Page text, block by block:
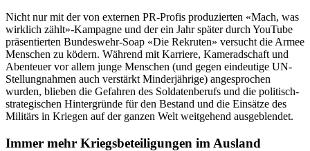
Nicht nur mit der von externen PR-Profis produzierten «Mach, was
wirklich zählt»-Kampagne und der ein Jahr später durch YouTube
präsentierten Bundeswehr-Soap «Die Rekruten» versucht die Armee
Menschen zu ködern. Während mit Karriere, Kameradschaft und
Abenteuer vor allem junge Menschen (und gegen eindeutige UN-
Stellungnahmen auch verstärkt Minderjährige) angesprochen
wurden, blieben die Gefahren des Soldatenberufs und die politisch-
strategischen Hintergründe für den Bestand und die Einsätze des
Militärs in Kriegen auf der ganzen Welt weitgehend ausgeblendet.
Immer mehr Kriegsbeteiligungen im Ausland